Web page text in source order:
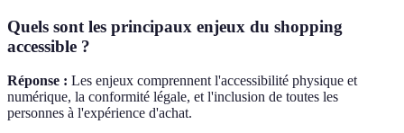
Quels sont les principaux enjeux du shopping
accessible ?
Réponse : Les enjeux comprennent l'accessibilité physique et
numérique, la conformité légale, et l'inclusion de toutes les
personnes à l'expérience d'achat.